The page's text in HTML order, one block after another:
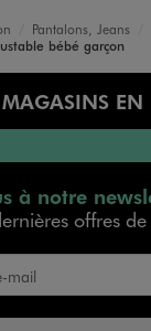
Pantalons, Jeans
bébé garçon
EN
à notre
offres